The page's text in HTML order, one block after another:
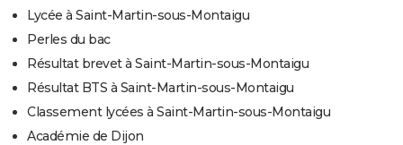
Lycée à Saint-Martin-sous-Montaigu
Perles du bac
Résultat brevet à Saint-Martin-sous-Montaigu
Résultat BTS à Saint-Martin-sous-Montaigu
Classement lycées à Saint-Martin-sous-Montaigu
Académie de Dijon